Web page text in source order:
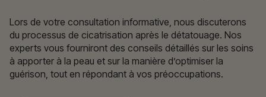
Lors de votre consultation informative, nous discuterons
du processus de cicatrisation après le détatouage. Nos
experts vous fourniront des conseils détaillés sur les soins
à apporter à la peau et sur la manière d’optimiser la
guérison, tout en répondant à vos préoccupations.